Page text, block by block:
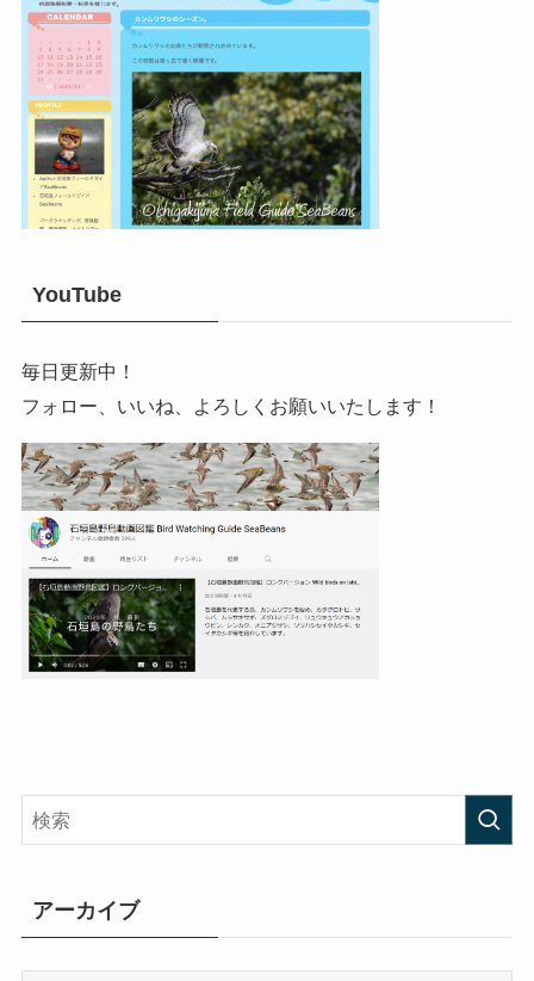
YouTube
毎日更新中！
フォロー、いいね、よろしくお願いいたします！
アーカイブ